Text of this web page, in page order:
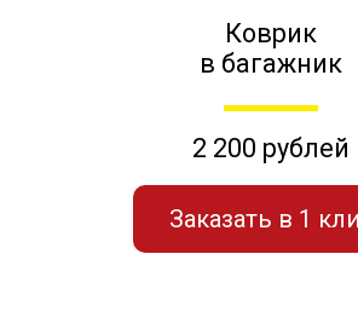
Коврик
в багажник
2 200 рублей
Заказать в 1